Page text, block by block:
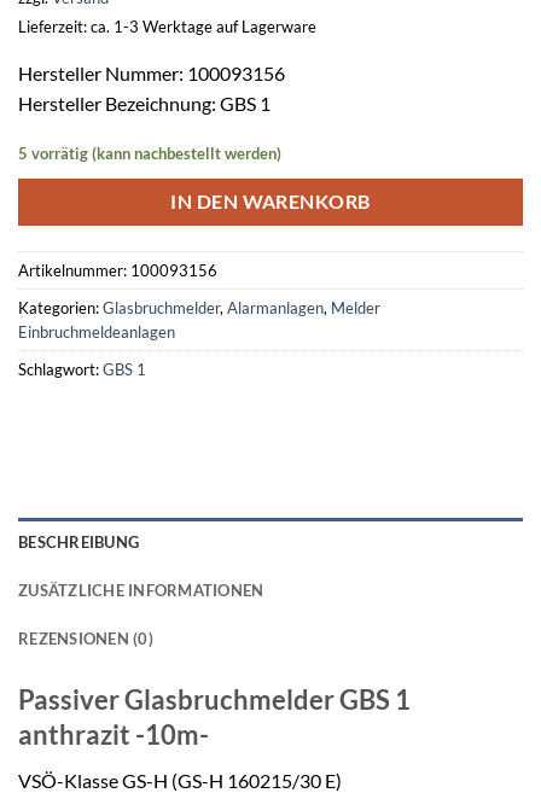
Lieferzeit: ca. 1-3 Werktage auf Lagerware
Hersteller Nummer: 100093156
Hersteller Bezeichnung: GBS 1
5 vorrätig (kann nachbestellt werden)
IN DEN WARENKORB
Artikelnummer: 100093156
Kategorien:Glasbruchmelder, Alarmanlagen, Melder
Einbruchmeldeanlagen
Schlagwort:GBS 1
BESCHREIBUNG
ZUSÄTZLICHE INFORMATIONEN
REZENSIONEN (0)
Passiver GlasbruchmelderGBS 1
anthrazit -10m-
VSÖ-Klasse GS-H (GS-H 160215/30 E)